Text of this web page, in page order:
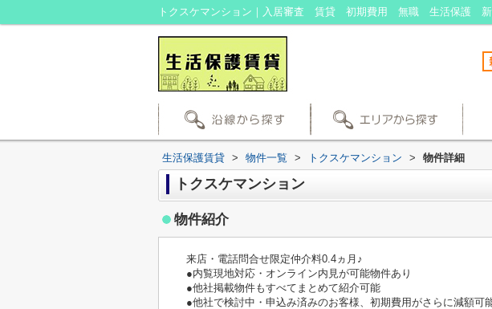
生活保護賃貸 > 物件一覧 > トクスケマンション > 物件詳細
トクスケマンション
物件紹介
来店・電話問合せ限定仲介料0.4ヵ月♪
●内覧現地対応・オンライン内見が可能物件あり
●他社掲載物件もすべてまとめて紹介可能
●他社で検討中・申込み済みのお客様、初期費用がさらに減額可